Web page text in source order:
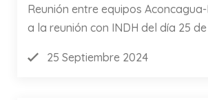
Reunión entre equipos
a la reunión con INDH del día 25
25 Septiembre 2024